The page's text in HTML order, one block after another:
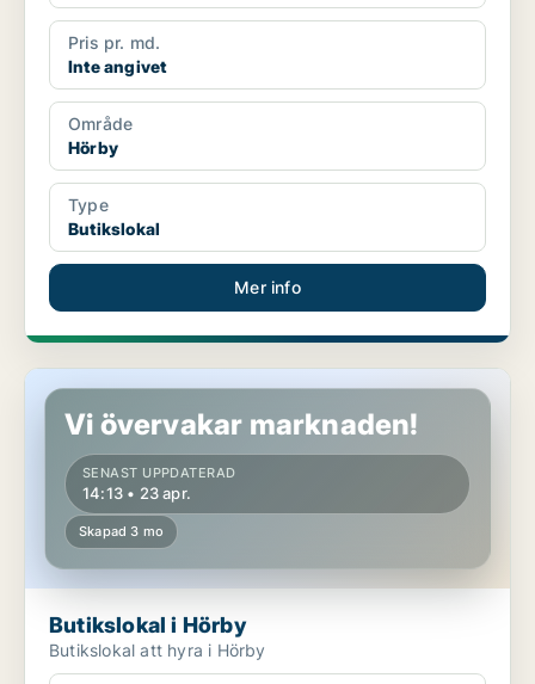
Pris pr. md.
Inte angivet
Område
Hörby
Type
Butikslokal
Mer info
Butikslokal i Hörby
Vi övervakar marknaden!
SENAST UPPDATERAD
14:13 • 23 apr.
Skapad 3 mo
Butikslokal i Hörby
Butikslokal att hyra i Hörby